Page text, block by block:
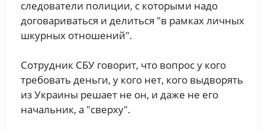
следователи полиции, с которыми надо
договариваться и делиться "в рамках личных
шкурных отношений".
Сотрудник СБУ говорит, что вопрос у кого
требовать деньги, у кого нет, кого выдворять
из Украины решает не он, и даже не его
начальник, а "сверху".